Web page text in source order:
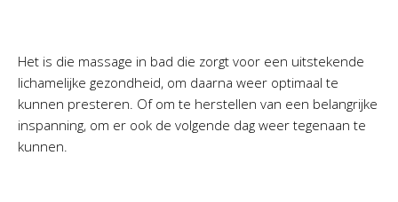
Het is die massage in bad die zorgt voor een uitstekende
lichamelijke gezondheid, om daarna weer optimaal te
kunnen presteren. Of om te herstellen van een belangrijke
inspanning, om er ook de volgende dag weer tegenaan te
kunnen.